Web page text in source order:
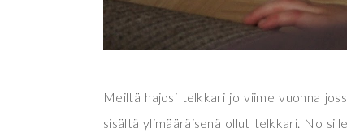
Meiltä hajosi telkkari jo viime vuonna
sisältä ylimääräisenä ollut telkkari. No